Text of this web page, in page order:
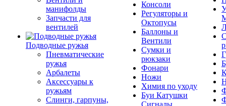
манифолды
Запчасти для
вентилей
Подводные ружья
Пневматические
ружья
Арбалеты
Аксессуары к
ружьям
Слинги, гарпуны,
Консоли
Регуляторы и
Октопусы
Баллоны и
Вентили
Сумки и
рюкзаки
Фонари
Ножи
Химия по уходу
Буи Катушки
Сигналы